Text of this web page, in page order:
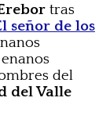
tras
señor de los
del
del Valle